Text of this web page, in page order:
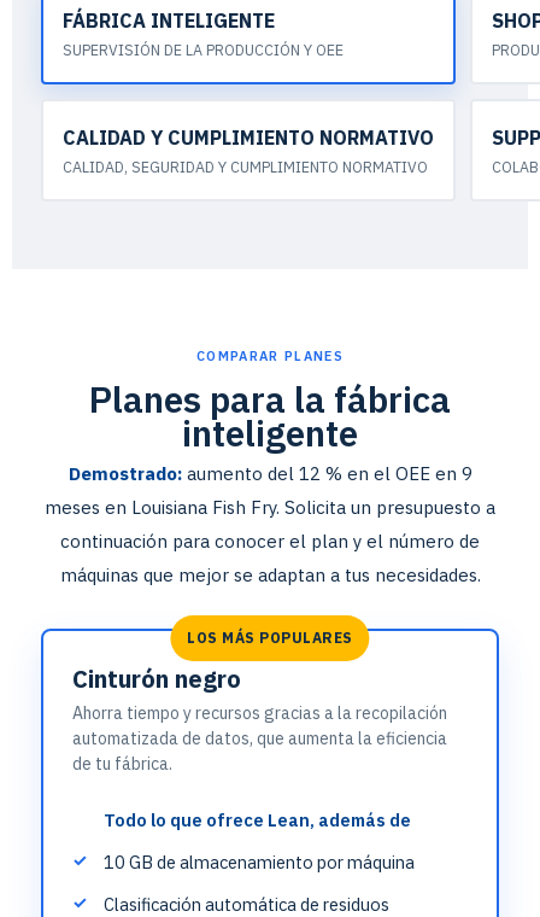
FÁBRICA INTELIGENTE
SUPERVISIÓN DE LA PRODUCCIÓN Y OEE
CALIDAD Y CUMPLIMIENTO NORMATIVO
CALIDAD, SEGURIDAD Y CUMPLIMIENTO NORMATIVO
COMPARAR PLANES
Planes para la fábrica
inteligente
Demostrado:aumento del 12 % en el OEE en 9
meses en Louisiana Fish Fry. Solicita un presupuesto a
continuación para conocer el plan y el número de
máquinas que mejor se adaptan a tus necesidades.
LOS MÁS POPULARES
Cinturón negro
Ahorra tiempo y recursos gracias a la recopilación
automatizada de datos, que aumenta la eficiencia
de tu fábrica.
Todo lo que ofrece Lean, además de
10 GB de almacenamiento por máquina
Clasificación automática de residuos